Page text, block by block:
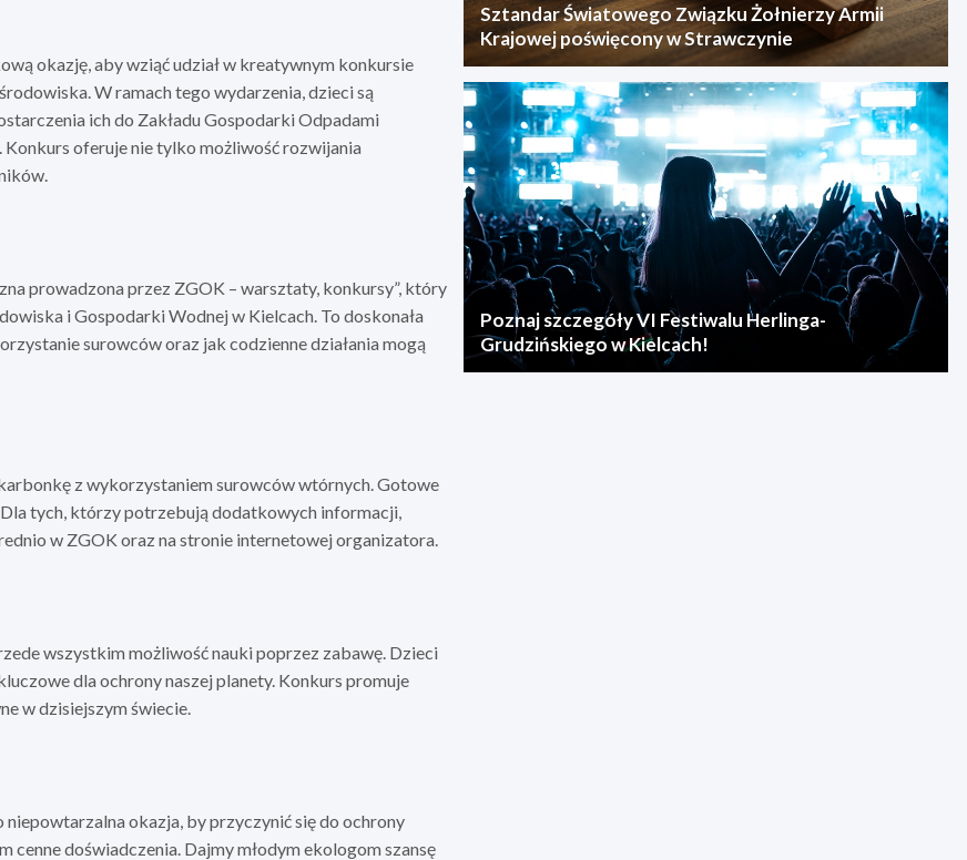
okazję, aby wziąć udział w kreatywnym konkursie
W ramach tego wydarzenia, dzieci są
ich do Zakładu Gospodarki Odpadami
Konkurs oferuje nie tylko możliwość rozwijania
prowadzona przez ZGOK – warsztaty, konkursy”, który
i Gospodarki Wodnej w Kielcach. To doskonała
surowców oraz jak codzienne działania mogą
z wykorzystaniem surowców wtórnych. Gotowe
tych, którzy potrzebują dodatkowych informacji,
w ZGOK oraz na stronie internetowej organizatora.
wszystkim możliwość nauki poprzez zabawę. Dzieci
dla ochrony naszej planety. Konkurs promuje
w dzisiejszym świecie.
okazja, by przyczynić się do ochrony
doświadczenia. Dajmy młodym ekologom szansę
Sztandar Światowego Związku Żołnierzy Armii
Krajowej poświęcony w Strawczynie
Poznaj szczegóły VI Festiwalu Herlinga-
Grudzińskiego w Kielcach!